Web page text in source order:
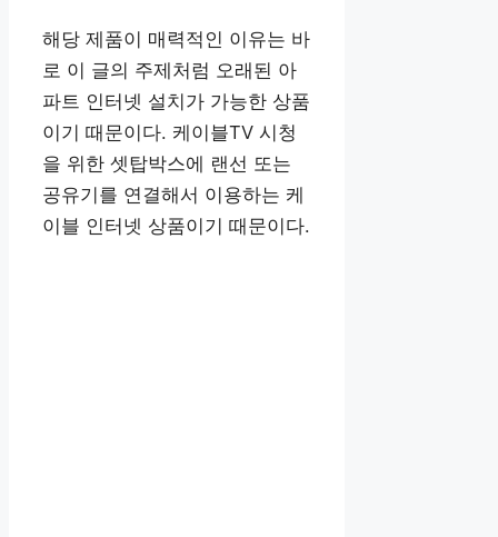
해당 제품이 매력적인 이유는 바
로 이 글의 주제처럼 오래된 아
파트 인터넷 설치가 가능한 상품
이기 때문이다. 케이블TV 시청
을 위한 셋탑박스에 랜선 또는
공유기를 연결해서 이용하는 케
이블 인터넷 상품이기 때문이다.